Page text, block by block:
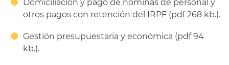
Domiciliación y pago de nóminas de personal y
otros pagos con retención del IRPF (pdf 268 kb.).
Gestión presupuestaria y económica (pdf 94
kb.).